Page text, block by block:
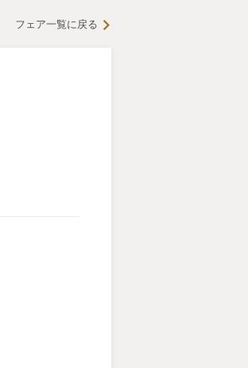
フェア一覧に戻る